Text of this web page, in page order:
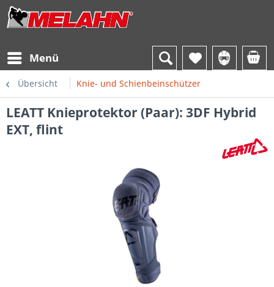
Menü
Übersicht Knie- und Schienbeinschützer
LEATT Knieprotektor (Paar): 3DF Hybrid
EXT, flint